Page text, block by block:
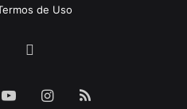
de Uso
Facebook
YouTubeInstagram